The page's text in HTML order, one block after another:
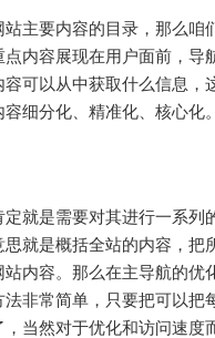
要内容的目录，那么咱
内容展现在用户面前，导
可以从中获取什么信息，
细分化、精准化、核心化
是需要对其进行一系列
就是概括全站的内容，把
内容。那么在主导航的优
非常简单，只要把可以把
当然对于优化和访问速度